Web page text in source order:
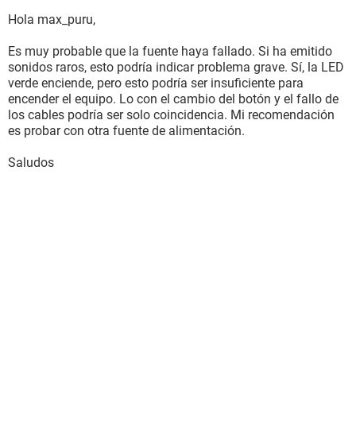
Hola max_puru,
Es muy probable que la fuente haya fallado. Si ha emitido
sonidos raros, esto podría indicar problema grave. Sí, la LED
verde enciende, pero esto podría ser insuficiente para
encender el equipo. Lo con el cambio del botón y el fallo de
los cables podría ser solo coincidencia. Mi recomendación
es probar con otra fuente de alimentación.
Saludos